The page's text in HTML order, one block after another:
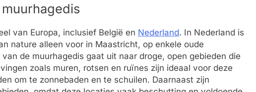
van Europa, inclusief België en Nederland. In Nederland is
nature alleen voor in Maastricht, op enkele oude
de muurhagedis gaat uit naar droge, open gebieden die
zoals muren, rotsen en ruïnes zijn ideaal voor deze
om te zonnebaden en te schuilen. Daarnaast zijn